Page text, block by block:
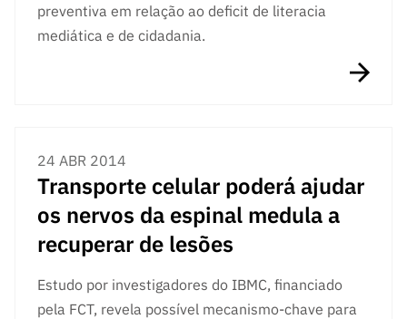
preventiva em relação ao deficit de literacia
mediática e de cidadania.
24 ABR 2014
Transporte celular poderá ajudar
os nervos da espinal medula a
recuperar de lesões
Estudo por investigadores do IBMC, financiado
pela FCT, revela possível mecanismo-chave para